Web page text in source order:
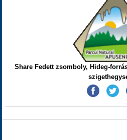
Share Fedett zsomboly, Hideg-